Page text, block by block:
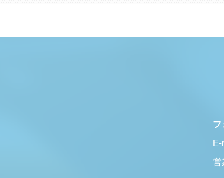
フ
E-
営